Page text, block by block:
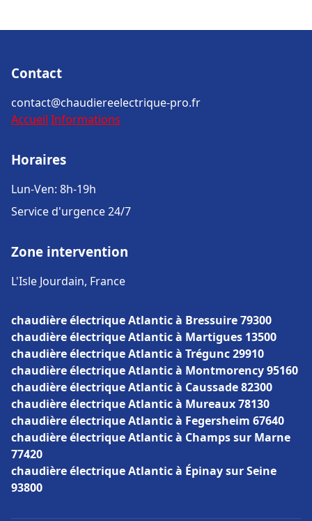
Contact
contact@chaudiereelectrique-pro.fr
Accueil Informations
Horaires
Lun-Ven: 8h-19h
Service d'urgence 24/7
Zone intervention
L'Isle Jourdain, France
chaudière électrique Atlantic à Bressuire 79300
chaudière électrique Atlantic à Martigues 13500
chaudière électrique Atlantic à Trégunc 29910
chaudière électrique Atlantic à Montmorency 95160
chaudière électrique Atlantic à Caussade 82300
chaudière électrique Atlantic à Mureaux 78130
chaudière électrique Atlantic à Fegersheim 67640
chaudière électrique Atlantic à Champs sur Marne
77420
chaudière électrique Atlantic à Épinay sur Seine
93800